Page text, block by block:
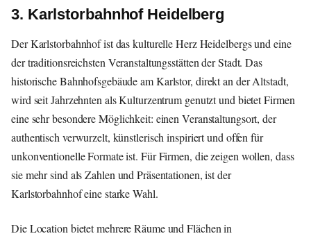
3. Karlstorbahnhof Heidelberg
Der Karlstorbahnhof ist das kulturelle Herz Heidelbergs und eine
der traditionsreichsten Veranstaltungsstätten der Stadt. Das
historische Bahnhofsgebäude am Karlstor, direkt an der Altstadt,
wird seit Jahrzehnten als Kulturzentrum genutzt und bietet Firmen
eine sehr besondere Möglichkeit: einen Veranstaltungsort, der
authentisch verwurzelt, künstlerisch inspiriert und offen für
unkonventionelle Formate ist. Für Firmen, die zeigen wollen, dass
sie mehr sind als Zahlen und Präsentationen, ist der
Karlstorbahnhof eine starke Wahl.
Die Location bietet mehrere Räume und Flächen in